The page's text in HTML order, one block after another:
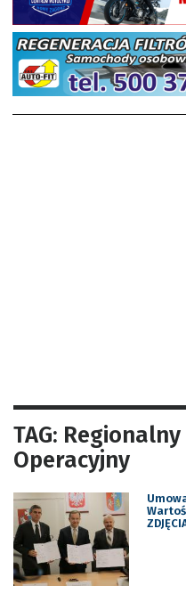
TAG:
Operacyjny